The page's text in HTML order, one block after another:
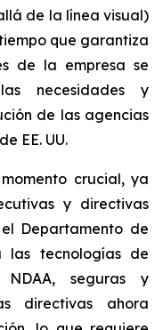
de la línea visual)
que garantiza
de la empresa se
necesidades y
de las agencias
EE. UU.
crucial, ya
y directivas
Departamento de
las tecnologías de
seguras y
directivas ahora